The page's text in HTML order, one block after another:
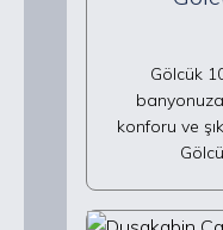
Gölcük
konforu ve